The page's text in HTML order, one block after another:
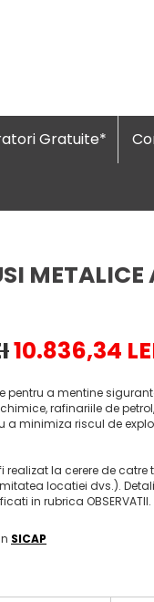
Gratuite*
METALICE
10.836,34
pentru a mentine
rafinariile de
a minimiza riscul de
realizat la cerere de catre
locatiei dvs.).
in rubrica OBSERVATII.
SICAP